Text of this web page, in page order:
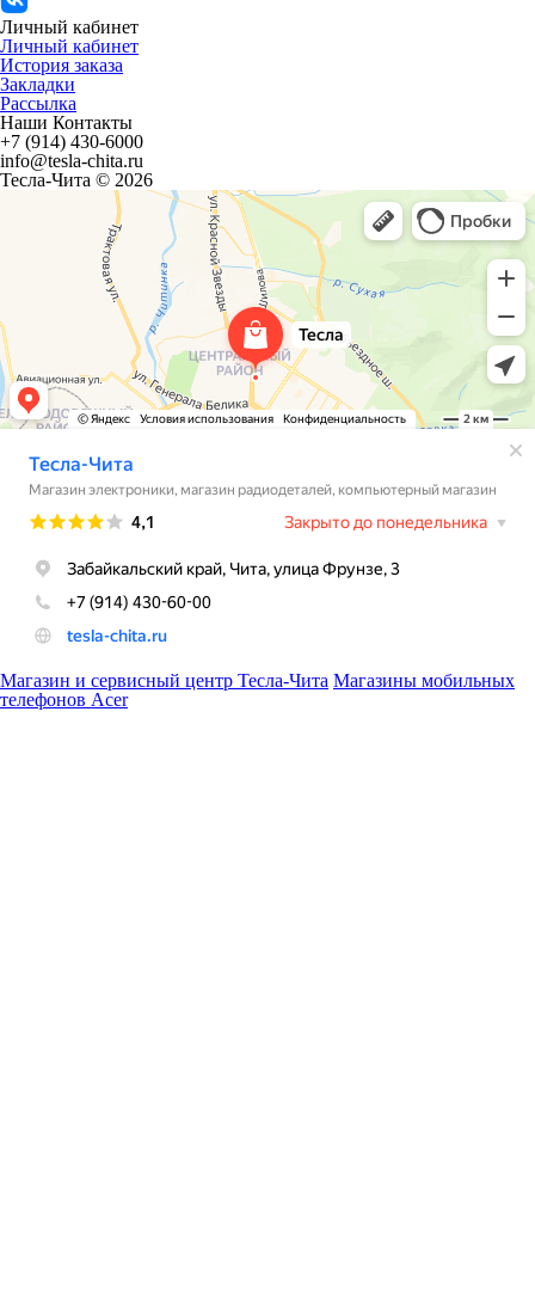
Личный кабинет
Личный кабинет
История заказа
Закладки
Рассылка
Наши Контакты
+7 (914) 430-6000
info@tesla-chita.ru
Тесла-Чита © 2026
Магазин и сервисный центр Тесла-Чита Магазины мобильных
телефонов Acer